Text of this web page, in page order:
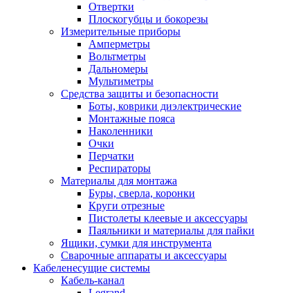
Отвертки
Плоскогубцы и бокорезы
Измерительные приборы
Амперметры
Вольтметры
Дальномеры
Мультиметры
Средства защиты и безопасности
Боты, коврики диэлектрические
Монтажные пояса
Наколенники
Очки
Перчатки
Респираторы
Материалы для монтажа
Буры, сверла, коронки
Круги отрезные
Пистолеты клеевые и аксессуары
Паяльники и материалы для пайки
Ящики, сумки для инструмента
Сварочные аппараты и аксессуары
Кабеленесущие системы
Кабель-канал